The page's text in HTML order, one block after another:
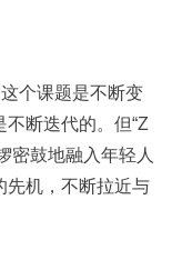
个课题是不断变
断迭代的。但“Z
密鼓地融入年轻人
先机，不断拉近与